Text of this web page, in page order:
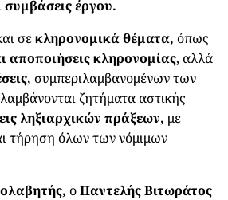
συμβάσεις έργου.
σεκληρονομικά θέματα, όπως
αποποιήσεις κληρονομίας, αλλά
συμπεριλαμβανομένων των
ζητήματα αστικής
ληξιαρχικών πράξεων, με
τήρηση όλων των νόμιμων
οΠαντελής Βιτωράτος